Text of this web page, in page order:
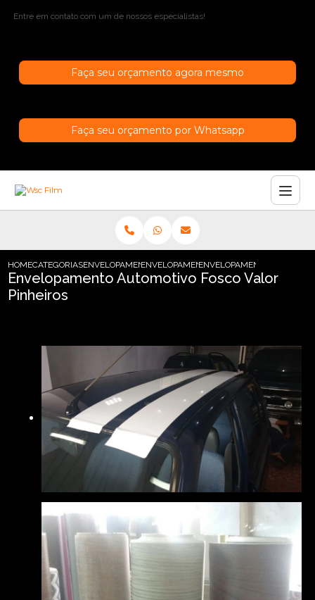
Entre em contato com um de nossos especialistas!
Faça seu orçamento agora mesmo
Faça seu orçamento por Whatsapp
HOMECATEGORIASENVELOPAMENTO AUTOMOTIVO
ENVELOPAMENTO AUTOMOTIVO PRETO
ENVELOPAMENTO
Envelopamento Automotivo Fosco Valor
Pinheiros